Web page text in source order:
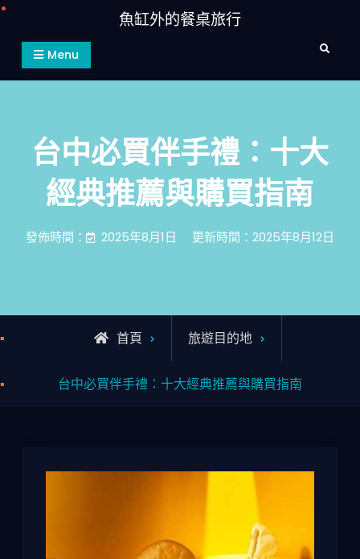
Skip
content
魚缸外的餐桌旅行
Menu Search
台中必買伴手禮：十大
經典推薦與購買指南
發佈時間： 2025年8月1日 更新時間：2025年8月12日
首頁 旅遊目的地
台中必買伴手禮：十大經典推薦與購買指南